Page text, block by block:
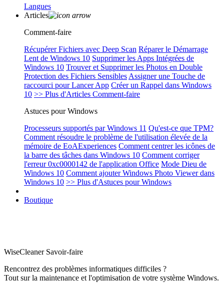
Langues
Articles
Comment-faire
Récupérer Fichiers avec Deep Scan Réparer le Démarrage
Lent de Windows 10 Supprimer les Apps Intégrées de
Windows 10 Trouver et Supprimer les Photos en Double
Protection des Fichiers Sensibles Assigner une Touche de
raccourci pour Lancer App Créer un Rappel dans Windows
10 >> Plus d'Articles Comment-faire
Astuces pour Windows
Processeurs supportés par Windows 11 Qu'est-ce que TPM?
Comment résoudre le problème de l'utilisation élevée de la
mémoire de EoAExperiences Comment centrer les icônes de
la barre des tâches dans Windows 10 Comment corriger
l'erreur 0xc0000142 de l'application Office Mode Dieu de
Windows 10 Comment ajouter Windows Photo Viewer dans
Windows 10 >> Plus d'Astuces pour Windows
Boutique
WiseCleaner Savoir-faire
Rencontrez des problèmes informatiques difficiles ?
Tout sur la maintenance et l'optimisation de votre système Windows.